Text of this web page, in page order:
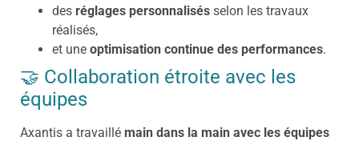
des réglages personnalisés selon les travaux
réalisés,
et une optimisation continue des performances.
🤝 Collaboration étroite avec les
équipes
Axantis a travaillé main dans la main avec les équipes